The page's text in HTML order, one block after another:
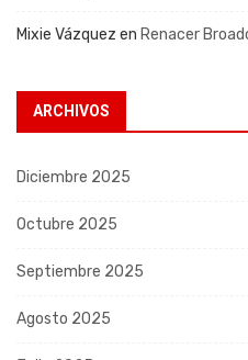
Mixie Vázquez en Renacer
ARCHIVOS
Diciembre 2025
Octubre 2025
Septiembre 2025
Agosto 2025